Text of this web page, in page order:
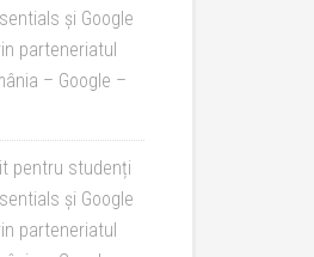
și Google
parteneriatul
– Google –
pentru studenți
și Google
parteneriatul